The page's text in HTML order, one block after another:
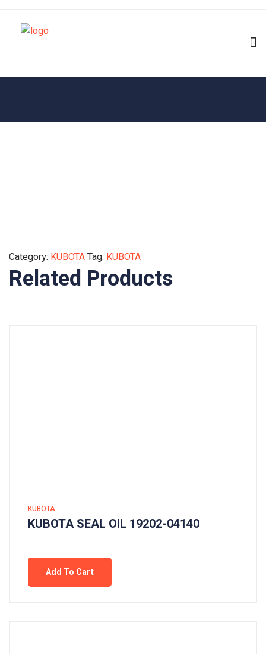
Category: KUBOTATag: KUBOTA
Related Products
KUBOTA
KUBOTA SEAL OIL 19202-04140
Add To Cart